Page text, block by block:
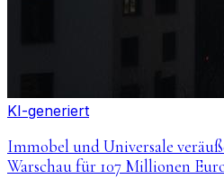
KI-generiert
Immobel und Universale
Warschau für 107 Millionen